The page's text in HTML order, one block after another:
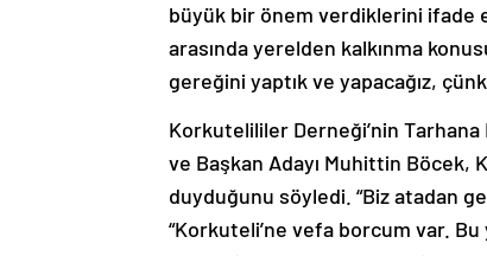
büyük bir önem verdiklerini ifade
arasında yerelden kalkınma
gereğini yaptık ve yapacağız,
Korkutelililer Derneği’nin Tarhana
ve Başkan Adayı Muhittin
duyduğunu söyledi. “Biz atadan
“Korkuteli’ne vefa borcum var.